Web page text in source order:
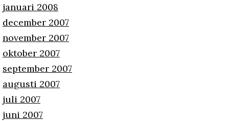
januari 2008
december 2007
november 2007
oktober 2007
september 2007
augusti 2007
juli 2007
juni 2007